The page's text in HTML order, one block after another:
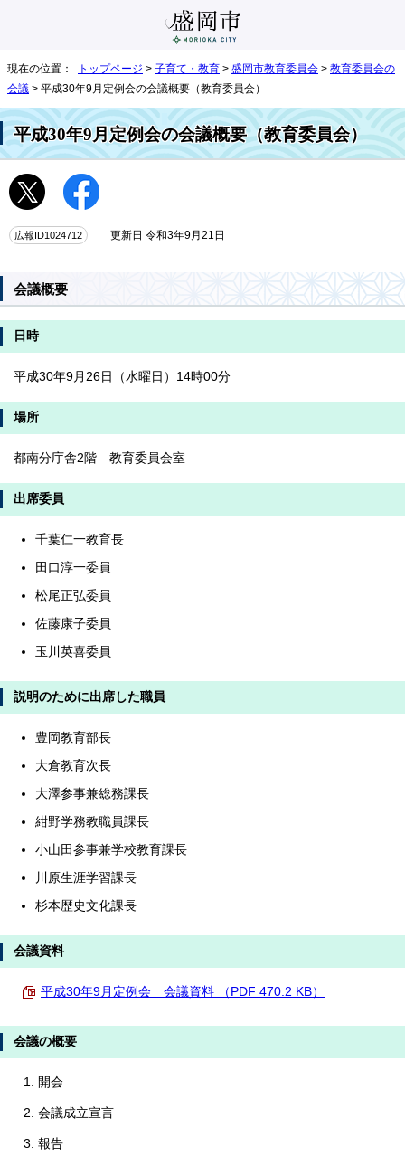
現在の位置： トップページ > 子育て・教育 > 盛岡市教育委員会 > 教育委員会の
会議 > 平成30年9月定例会の会議概要（教育委員会）
平成30年9月定例会の会議概要（教育委員会）
広報ID1024712 更新日 令和3年9月21日
会議概要
日時
平成30年9月26日（水曜日）14時00分
場所
都南分庁舎2階 教育委員会室
出席委員
千葉仁一教育長
田口淳一委員
松尾正弘委員
佐藤康子委員
玉川英喜委員
説明のために出席した職員
豊岡教育部長
大倉教育次長
大澤参事兼総務課長
紺野学務教職員課長
小山田参事兼学校教育課長
川原生涯学習課長
杉本歴史文化課長
会議資料
平成30年9月定例会 会議資料 （PDF 470.2 KB）
会議の概要
開会
会議成立宣言
報告